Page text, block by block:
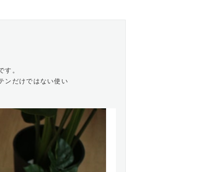
す。
ンだけではない使い